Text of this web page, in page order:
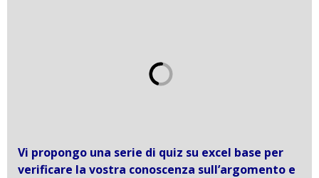
Vi propongo una serie di quiz su excel base per
verificare la vostra conoscenza sull’argomento e